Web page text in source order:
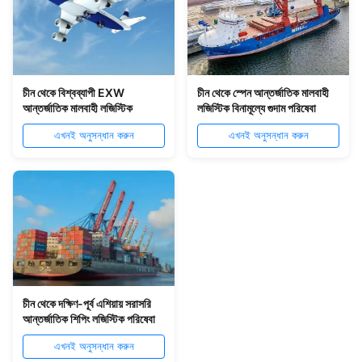
চীন থেকে বিশ্বব্যাপী EXW
আন্তর্জাতিক মালবাহী লজিস্টিক
এখনই অনুসন্ধান করুন
চীন থেকে স্পেন আন্তর্জাতিক মালবাহী
লজিস্টিক বিনামূল্যে গুদাম পরিষেবা
এখনই অনুসন্ধান করুন
চীন থেকে দক্ষিণ-পূর্ব এশিয়ায় সরাসরি
আন্তর্জাতিক শিপিং লজিস্টিক পরিষেবা
এখনই অনুসন্ধান করুন